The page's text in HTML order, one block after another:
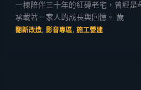
一棟陪伴三十年的紅磚老宅，曾經是
承載著一家人的成長與回憶。 歲
翻新改造, 影音專區, 施工營建